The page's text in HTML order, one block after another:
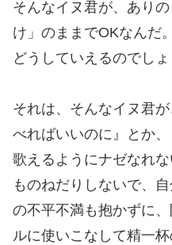
そんなイヌ君が、あり
け」のままでOKなんだ
どうしていえるのでしょ
それは、そんなイヌ君
べればいいのに』とか
歌えるようにナゼなれ
ものねだりしないで、
の不平不満も抱かずに
ルに使いこなして精一